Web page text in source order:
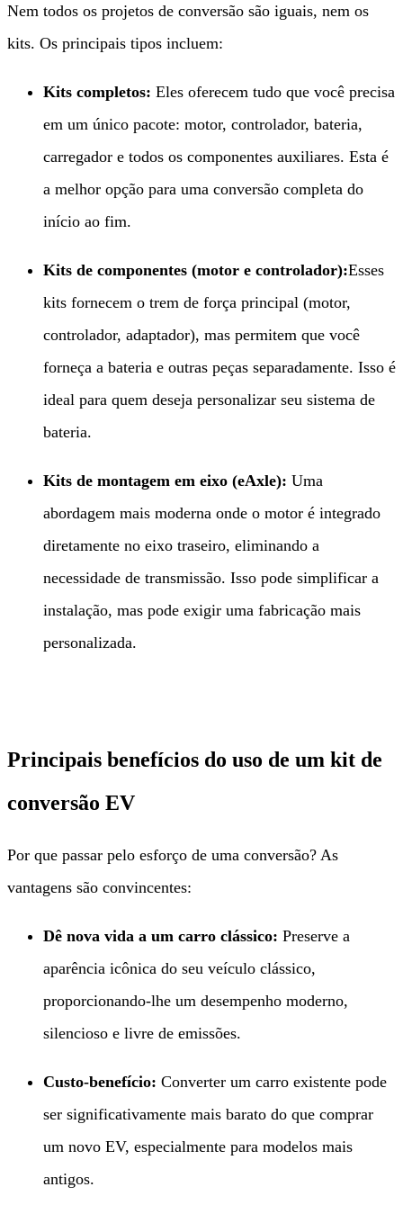
Nem todos os projetos de conversão são iguais, nem os
kits. Os principais tipos incluem:
Kits completos:​ ​ Eles oferecem tudo que você precisa
em um único pacote: motor, controlador, bateria,
carregador e todos os componentes auxiliares. Esta é
a melhor opção para uma conversão completa do
início ao fim.
Kits de componentes (motor e controlador):​Esses
kits fornecem o trem de força principal (motor,
controlador, adaptador), mas permitem que você
forneça a bateria e outras peças separadamente. Isso é
ideal para quem deseja personalizar seu sistema de
bateria.
Kits de montagem em eixo (eAxle):​ ​ Uma
abordagem mais moderna onde o motor é integrado
diretamente no eixo traseiro, eliminando a
necessidade de transmissão. Isso pode simplificar a
instalação, mas pode exigir uma fabricação mais
personalizada.
Principais benefícios do uso de um kit de
conversão EV
Por que passar pelo esforço de uma conversão? As
vantagens são convincentes:
Dê nova vida a um carro clássico:​ ​ Preserve a
aparência icônica do seu veículo clássico,
proporcionando-lhe um desempenho moderno,
silencioso e livre de emissões.
Custo-benefício:​ ​ Converter um carro existente pode
ser significativamente mais barato do que comprar
um novo EV, especialmente para modelos mais
antigos.